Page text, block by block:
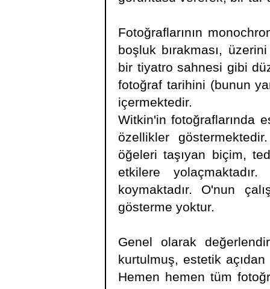
Fotoğraflarının
boşluk bırakması,
bir tiyatro sahnesi gibi
fotoğraf tarihini (bunun
içermektedir.
Witkin'in fotoğraflarında
özellikler
öğeleri taşıyan biçim,
etkilere
koymaktadır. O'nun
gösterme yoktur.
Genel olarak
kurtulmuş, estetik
Hemen hemen tüm